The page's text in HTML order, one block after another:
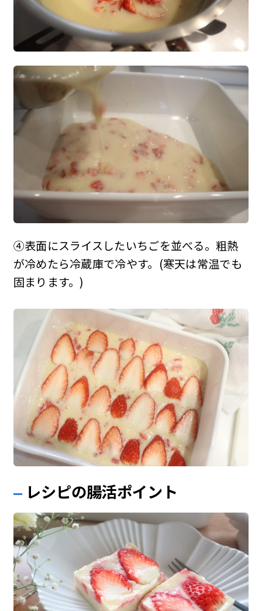
④表面にスライスしたいちごを並べる。粗熱
が冷めたら冷蔵庫で冷やす。(寒天は常温でも
固まります。)
レシピの腸活ポイント